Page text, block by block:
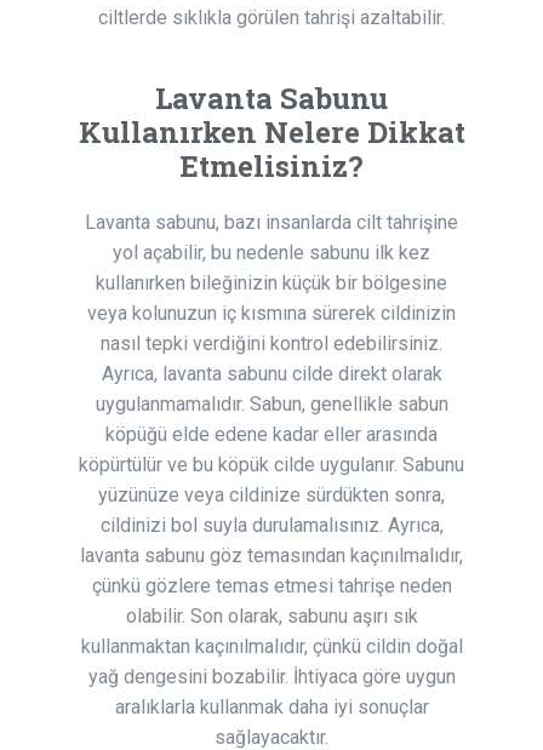
ciltlerde sıklıkla görülen tahrişi azaltabilir.
Lavanta Sabunu
Kullanırken Nelere Dikkat
Etmelisiniz?
Lavanta sabunu, bazı insanlarda cilt tahrişine
yol açabilir, bu nedenle sabunu ilk kez
kullanırken bileğinizin küçük bir bölgesine
veya kolunuzun iç kısmına sürerek cildinizin
nasıl tepki verdiğini kontrol edebilirsiniz.
Ayrıca, lavanta sabunu cilde direkt olarak
uygulanmamalıdır. Sabun, genellikle sabun
köpüğü elde edene kadar eller arasında
köpürtülür ve bu köpük cilde uygulanır. Sabunu
yüzünüze veya cildinize sürdükten sonra,
cildinizi bol suyla durulamalısınız. Ayrıca,
lavanta sabunu göz temasından kaçınılmalıdır,
çünkü gözlere temas etmesi tahrişe neden
olabilir. Son olarak, sabunu aşırı sık
kullanmaktan kaçınılmalıdır, çünkü cildin doğal
yağ dengesini bozabilir. İhtiyaca göre uygun
aralıklarla kullanmak daha iyi sonuçlar
sağlayacaktır.